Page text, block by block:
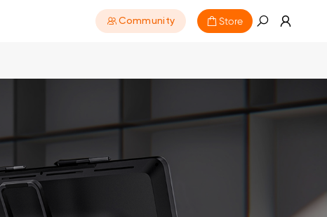
Community Store